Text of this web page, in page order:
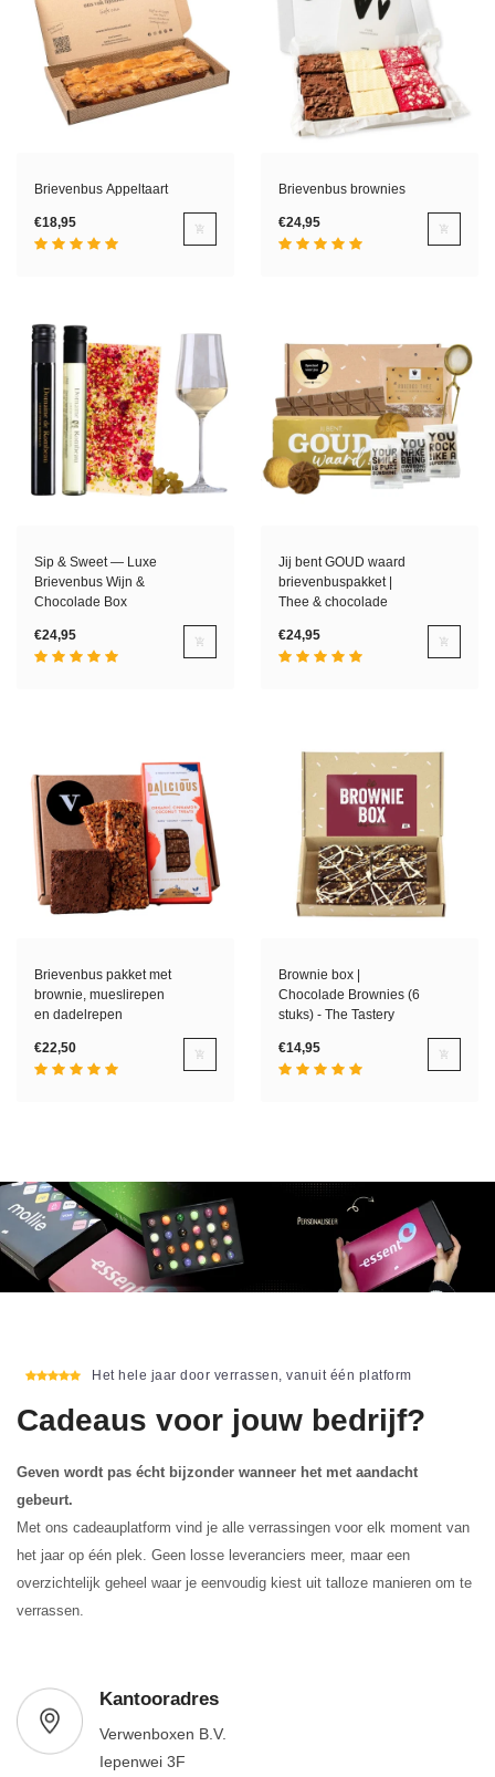
Brievenbus Appeltaart
€18,95
Brievenbus brownies
€24,95
Sip & Sweet — Luxe
Brievenbus Wijn &
Chocolade Box
€24,95
Jij bent GOUD waard
brievenbuspakket |
Thee & chocolade
€24,95
Brievenbus pakket met
brownie, mueslirepen
en dadelrepen
€22,50
Brownie box |
Chocolade Brownies (6
stuks) - The Tastery
€14,95
Het hele jaar door verrassen, vanuit één platform
Cadeaus voor jouw bedrijf?
Geven wordt pas écht bijzonder wanneer het met aandacht
gebeurt.
Met ons cadeauplatform vind je alle verrassingen voor elk moment van
het jaar op één plek. Geen losse leveranciers meer, maar een
overzichtelijk geheel waar je eenvoudig kiest uit talloze manieren om te
verrassen.
Kantooradres
Verwenboxen B.V.
Iepenwei 3F